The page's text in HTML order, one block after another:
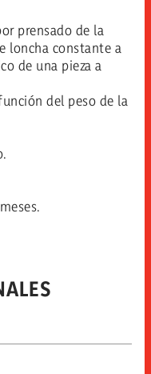
prensado de la
loncha constante a
de una pieza a
del peso de la